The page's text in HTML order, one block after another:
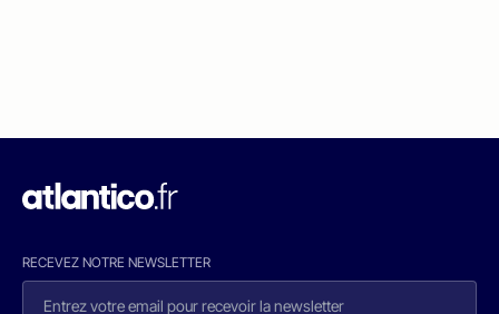
RECEVEZ NOTRE NEWSLETTER